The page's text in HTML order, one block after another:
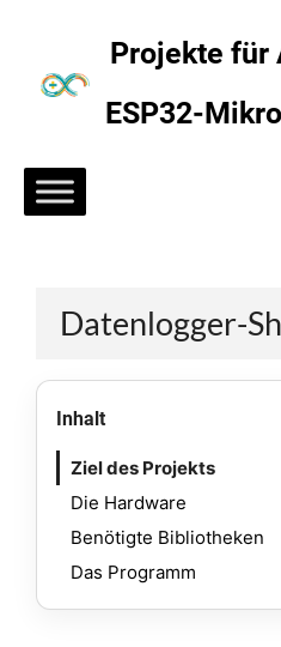
springen
Projekte für
ESP32-
Datenlogger-
Inhalt
Ziel des Pro­jekts
Die Hard­ware
Benö­tig­te Biblio­the­ken
Das Pro­gramm